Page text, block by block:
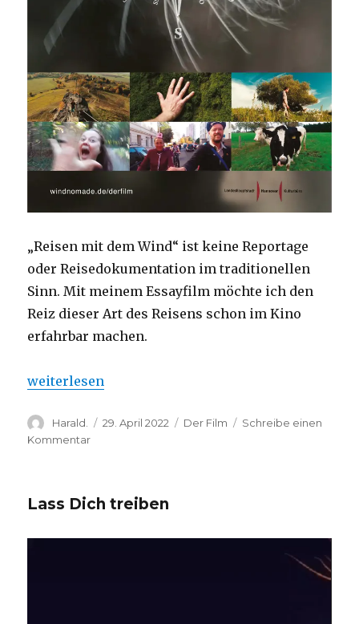
„Reisen mit dem Wind“ ist keine Reportage
oder Reisedokumentation im traditionellen
Sinn. Mit meinem Essayfilm möchte ich den
Reiz dieser Art des Reisens schon im Kino
erfahrbar machen.
„Reisen mit dem Wind – der Film“
weiterlesen
Autor
Harald.
Veröffentlicht
29. April 2022 Kategorien
Der Film
Schreibe einen
Kommentarzu
Wind
der
Lass Dich treiben